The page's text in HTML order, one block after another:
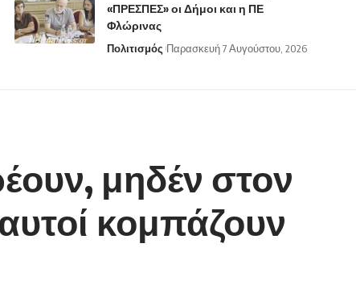
«ΠΡΕΣΠΕΣ» οι Δήμοι και η ΠΕ
Φλώρινας
Πολιτισμός Παρασκευή 7 Αυγούστου, 2026
μηδέν στον
κομπάζουν